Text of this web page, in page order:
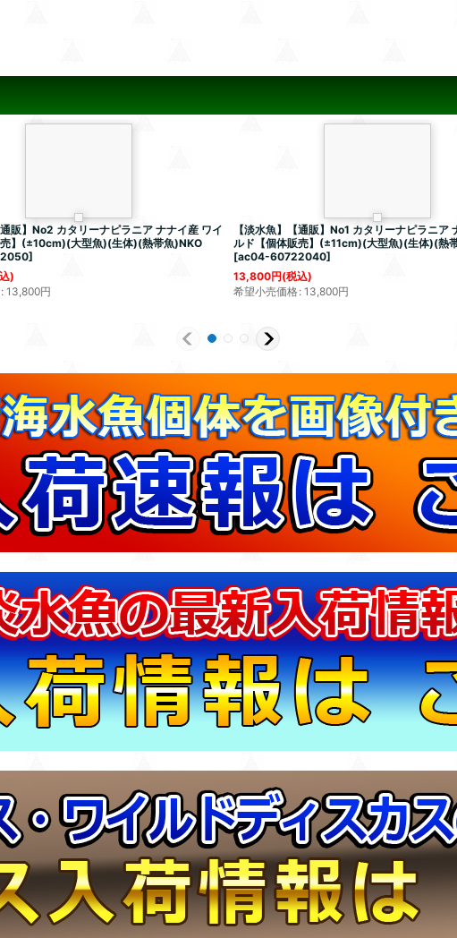
通販】No2 カタリーナピラニア ナナイ産 ワイ
】(±10cm)(大型魚)(生体)(熱帯魚)NKO
]
)
: 13,800円
【淡水魚】【通販】No1 カタリーナピラニア
ルド【個体販売】(±11cm)(大型魚)(生体)(熱
[ac04-60722040]
13,800円(税込)
希望小売価格: 13,800円